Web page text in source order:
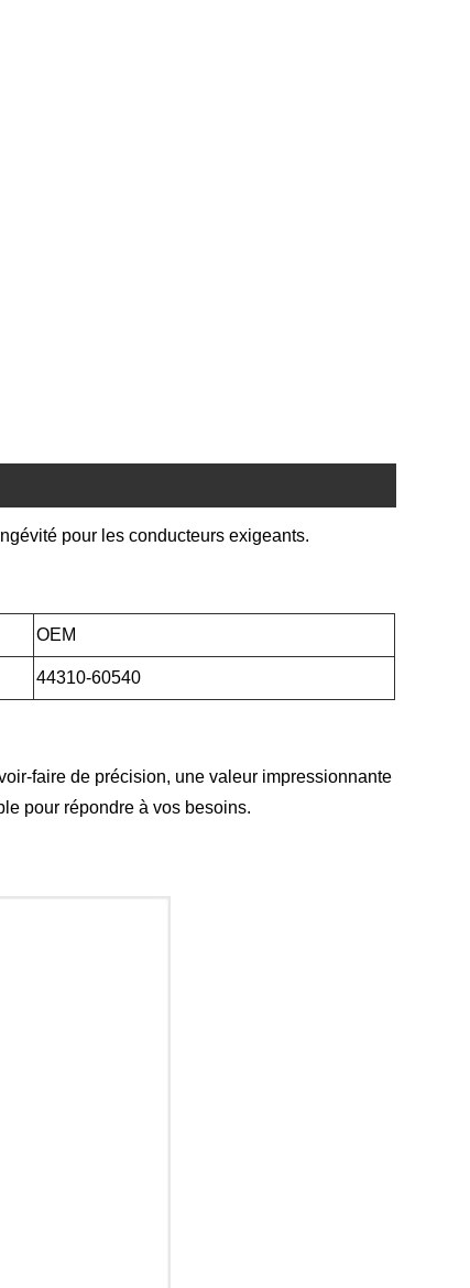
pour les conducteurs exigeants.
OEM
44310-60540
faire de précision, une valeur impressionnante
pour répondre à vos besoins.